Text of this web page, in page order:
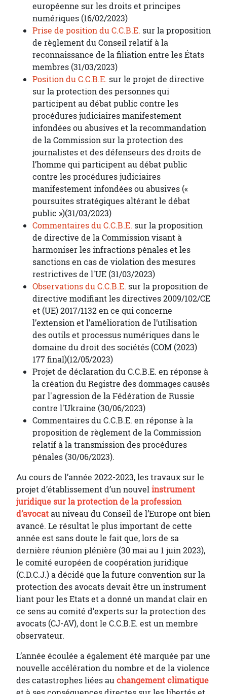
européenne sur les droits et principes
numériques (16/02/2023)
Prise de position du C.C.B.E. sur la proposition
de règlement du Conseil relatif à la
reconnaissance de la filiation entre les États
membres (31/03/2023)
Position du C.C.B.E. sur le projet de directive
sur la protection des personnes qui
participent au débat public contre les
procédures judiciaires manifestement
infondées ou abusives et la recommandation
de la Commission sur la protection des
journalistes et des défenseurs des droits de
l’homme qui participent au débat public
contre les procédures judiciaires
manifestement infondées ou abusives («
poursuites stratégiques altérant le débat
public »)(31/03/2023)
Commentaires du C.C.B.E. sur la proposition
de directive de la Commission visant à
harmoniser les infractions pénales et les
sanctions en cas de violation des mesures
restrictives de l'UE (31/03/2023)
Observations du C.C.B.E. sur la proposition de
directive modifiant les directives 2009/102/CE
et (UE) 2017/1132 en ce qui concerne
l’extension et l’amélioration de l’utilisation
des outils et processus numériques dans le
domaine du droit des sociétés (COM (2023)
177 final)(12/05/2023)
Projet de déclaration du C.C.B.E. en réponse à
la création du Registre des dommages causés
par l'agression de la Fédération de Russie
contre l'Ukraine (30/06/2023)
Commentaires du C.C.B.E. en réponse à la
proposition de règlement de la Commission
relatif à la transmission des procédures
pénales (30/06/2023).
Au cours de l’année 2022-2023, les travaux sur le
projet d’établissement d’un nouvelinstrument
juridique sur la protection de la profession
d’avocatau niveau du Conseil de l’Europe ont bien
avancé. Le résultat le plus important de cette
année est sans doute le fait que, lors de sa
dernière réunion plénière (30 mai au 1 juin 2023),
le comité européen de coopération juridique
(C.D.C.J.) a décidé que la future convention sur la
protection des avocats devait être un instrument
liant pour les Etats et a donné un mandat clair en
ce sens au comité d’experts sur la protection des
avocats (CJ-AV), dont le C.C.B.E. est un membre
observateur.
L’année écoulée a également été marquée par une
nouvelle accélération du nombre et de la violence
des catastrophes liées auchangement climatique